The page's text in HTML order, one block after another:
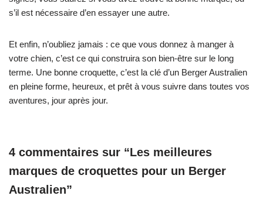
s’il est nécessaire d’en essayer une autre.
Et enfin, n’oubliez jamais : ce que vous donnez à manger à
votre chien, c’est ce qui construira son bien-être sur le long
terme. Une bonne croquette, c’est la clé d’un Berger Australien
en pleine forme, heureux, et prêt à vous suivre dans toutes vos
aventures, jour après jour.
4 commentaires sur “Les meilleures
marques de croquettes pour un Berger
Australien”